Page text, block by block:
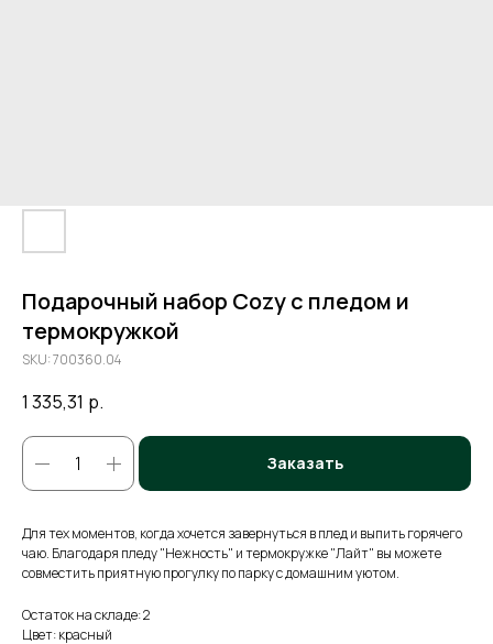
Подарочный набор Cozy с пледом и
термокружкой
SKU:700360.04
1 335,31 р.
Заказать
Для тех моментов, когда хочется завернуться в плед и выпить горячего
чаю. Благодаря пледу "Нежность" и термокружке "Лайт" вы можете
совместить приятную прогулку по парку с домашним уютом.
Остаток на складе: 2
Цвет: красный